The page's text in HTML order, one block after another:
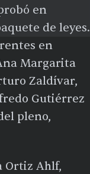
en
de leyes.
en
Margarita
Zaldívar,
Gutiérrez
pleno,
Ortiz Ahlf,